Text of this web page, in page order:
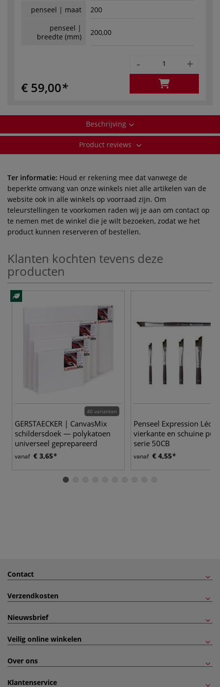
penseel | maat
200
penseel |
breedte (mm)
200,00
€ 59,00
- +
Beschrijving
Product reviews
Ter informatie: Houd er rekening mee dat vanwege de
beperkte omvang van onze winkels niet alle artikelen van de
website ook in alle winkels op voorraad zijn. Om
teleurstellingen te voorkomen raden wij je aan om contact op
te nemen met de winkel die je wilt bezoeken, zodat we het
product kunnen reserveren of bestellen.
Klanten kochten tevens deze
producten
40 varianten
GERSTAECKER | CanvasMix
schildersdoek — polykatoen
universeel geprepareerd
vanaf € 3,65
Penseel Expression
vierkante en schuine
serie 50CB
vanaf € 4,55
Contact
Verzendkosten
Nieuwsbrief
Veilig online winkelen
Over ons
Klantenservice